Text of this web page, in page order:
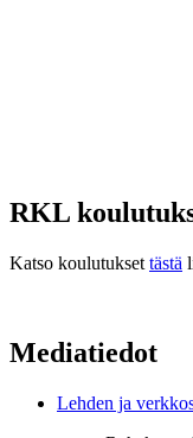
RKL
Katso koulutukset tästä
Mediatiedot
Lehden ja